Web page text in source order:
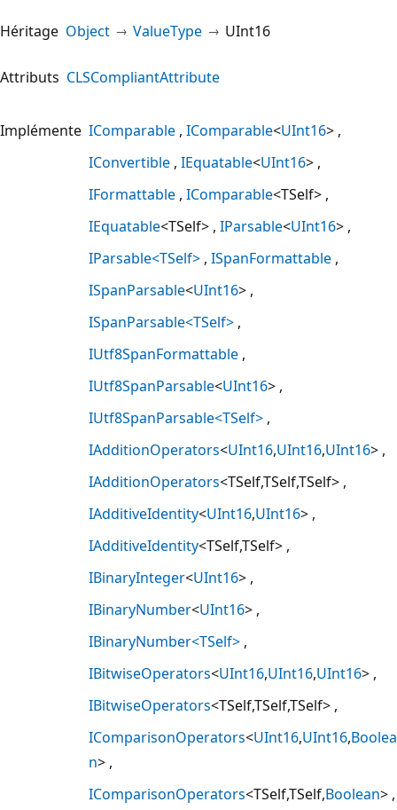
Héritage Object ValueType UInt16
Attributs CLSCompliantAttribute
Implémente IComparable IComparable<UInt16>
IConvertible IEquatable<UInt16>
IFormattable IComparable<TSelf>
IEquatable<TSelf> IParsable<UInt16>
IParsable<TSelf> ISpanFormattable
ISpanParsable<UInt16>
ISpanParsable<TSelf>
IUtf8SpanFormattable
IUtf8SpanParsable<UInt16>
IUtf8SpanParsable<TSelf>
IAdditionOperators<UInt16,UInt16,UInt16>
IAdditionOperators<TSelf,TSelf,TSelf>
IAdditiveIdentity<UInt16,UInt16>
IAdditiveIdentity<TSelf,TSelf>
IBinaryInteger<UInt16>
IBinaryNumber<UInt16>
IBinaryNumber<TSelf>
IBitwiseOperators<UInt16,UInt16,UInt16>
IBitwiseOperators<TSelf,TSelf,TSelf>
IComparisonOperators<UInt16,UInt16,Boolea
n>
IComparisonOperators<TSelf,TSelf,Boolean>